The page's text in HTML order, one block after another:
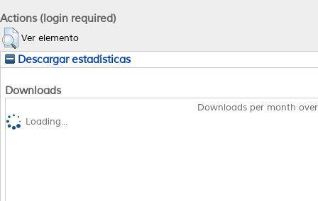
Actions (login required)
Ver elemento
Descargar estadísticas
Downloads
Downloads per month
Loading...